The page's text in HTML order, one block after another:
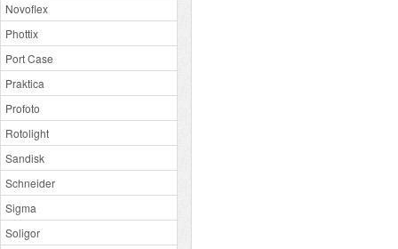
Novoflex
Phottix
Port Case
Praktica
Profoto
Rotolight
Sandisk
Schneider
Sigma
Soligor